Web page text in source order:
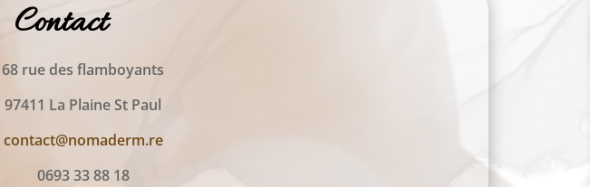
Contact
68 rue des flamboyants
97411 La Plaine St Paul
contact@nomaderm.re
0693 33 88 18